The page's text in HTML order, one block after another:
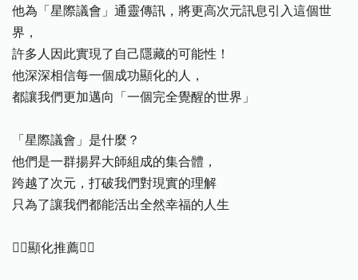
他為「星際議會」通靈傳訊，將更高次元訊息引入這個世
界，
許多人因此實現了自己隱藏的可能性！
他深深相信每一個成功顯化的人，
都讓我們更加邁向「一個完全覺醒的世界」
「星際議會」是什麼？
他們是一群揚昇大師組成的集合體，
跨越了次元，打破我們對現實的理解
只為了讓我們都能活出全然幸福的人生
顯化推薦